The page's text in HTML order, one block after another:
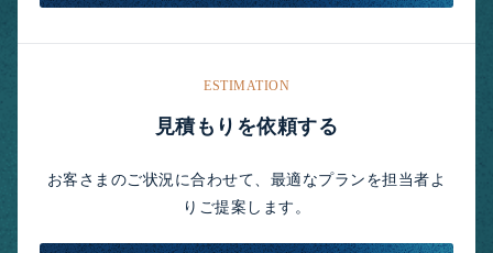
ESTIMATION
見積もりを依頼する
お客さまのご状況に合わせて、最適なプランを担当者よ
りご提案します。